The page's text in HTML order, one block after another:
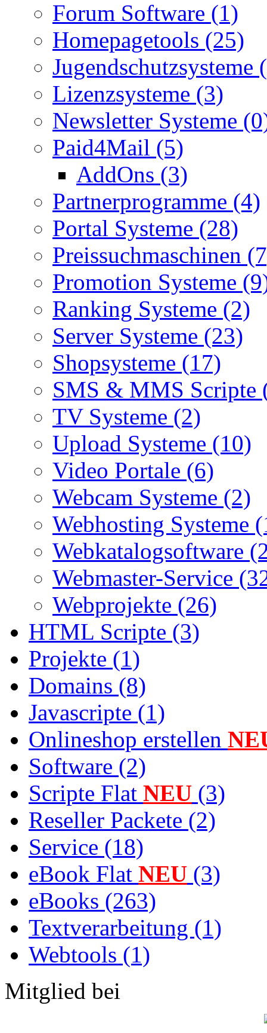
Forum Software (1)
Homepagetools (25)
Jugendschutzsysteme
Lizenzsysteme (3)
Newsletter Systeme
Paid4Mail (5)
AddOns (3)
Partnerprogramme (4)
Portal Systeme (28)
Preissuchmaschinen
Promotion Systeme
Ranking Systeme (2)
Server Systeme (23)
Shopsysteme (17)
SMS & MMS Scripte
TV Systeme (2)
Upload Systeme (10)
Video Portale (6)
Webcam Systeme (2)
Webhosting Systeme
Webkatalogsoftware
Webmaster-Service
Webprojekte (26)
HTML Scripte (3)
Projekte (1)
Domains (8)
Javascripte (1)
Onlineshop erstellen
Software (2)
Scripte Flat NEU (3)
Reseller Packete (2)
Service (18)
eBook Flat NEU (3)
eBooks (263)
Textverarbeitung (1)
Webtools (1)
Mitglied bei